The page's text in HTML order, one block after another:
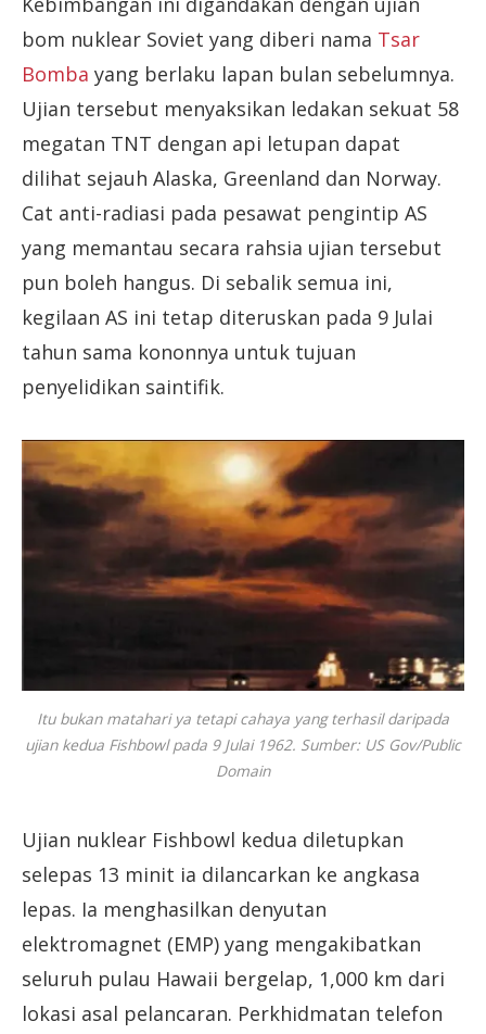
bom nuklear Soviet yang diberi nama Tsar
Bomba yang berlaku lapan bulan sebelumnya.
Ujian tersebut menyaksikan ledakan sekuat 58
megatan TNT dengan api letupan dapat
dilihat sejauh Alaska, Greenland dan Norway.
Cat anti-radiasi pada pesawat pengintip AS
yang memantau secara rahsia ujian tersebut
pun boleh hangus. Di sebalik semua ini,
kegilaan AS ini tetap diteruskan pada 9 Julai
tahun sama kononnya untuk tujuan
penyelidikan saintifik.
Itu bukan matahari ya tetapi cahaya yang terhasil daripada
ujian kedua Fishbowl pada 9 Julai 1962. Sumber: US Gov/Public
Domain
Ujian nuklear Fishbowl kedua diletupkan
selepas 13 minit ia dilancarkan ke angkasa
lepas. Ia menghasilkan denyutan
elektromagnet (EMP) yang mengakibatkan
seluruh pulau Hawaii bergelap, 1,000 km dari
lokasi asal pelancaran. Perkhidmatan telefon